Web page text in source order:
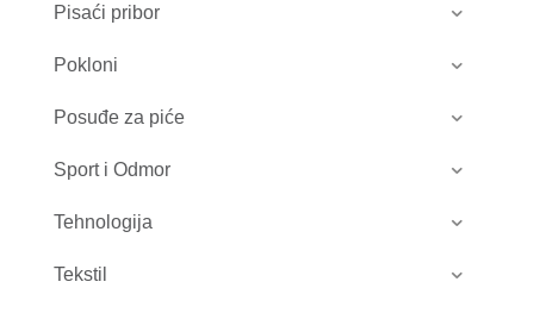
Pisaći pribor
Pokloni
Posuđe za piće
Sport i Odmor
Tehnologija
Tekstil